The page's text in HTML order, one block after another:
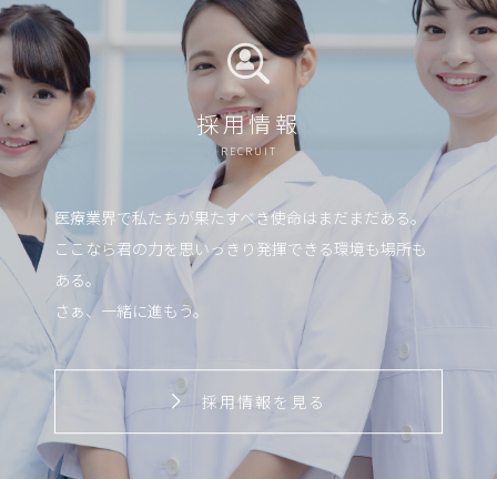
採用情報
RECRUIT
医療業界で私たちが果たすべき使命はまだまだある。
ここなら君の力を思いっきり発揮できる環境も場所も
ある。
さぁ、一緒に進もう。
採用情報を見る